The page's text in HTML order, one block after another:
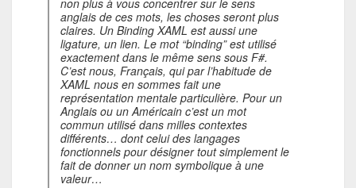
non plus à vous concentrer sur le sens
anglais de ces mots, les choses seront plus
claires. Un Binding XAML est aussi une
ligature, un lien. Le mot “binding” est utilisé
exactement dans le même sens sous F#.
C’est nous, Français, qui par l’habitude de
XAML nous en sommes fait une
représentation mentale particulière. Pour un
Anglais ou un Américain c’est un mot
commun utilisé dans milles contextes
différents… dont celui des langages
fonctionnels pour désigner tout simplement le
fait de donner un nom symbolique à une
valeur…